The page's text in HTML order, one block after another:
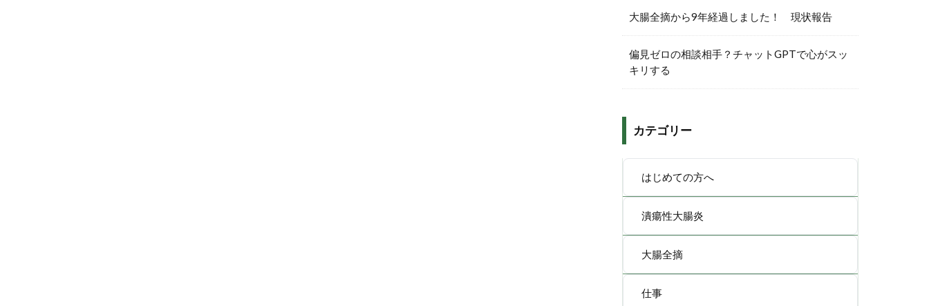
大腸全摘から9年経過しました！ 現状報告
偏見ゼロの相談相手？チャットGPTで心がスッ
キリする
カテゴリー
はじめての方へ
潰瘍性大腸炎
大腸全摘
仕事